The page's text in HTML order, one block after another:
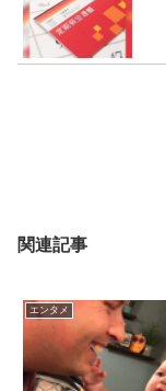
関連記事
エンタメ